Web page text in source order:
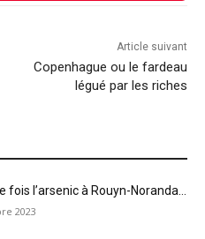
Article suivant
Copenhague ou le fardeau
légué par les riches
fois l’arsenic à Rouyn-Noranda…
2023